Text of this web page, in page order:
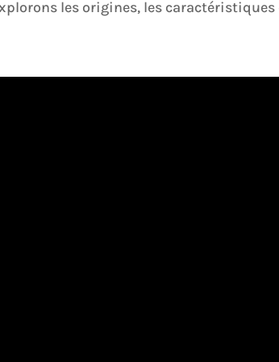
les origines, les caractéristiques